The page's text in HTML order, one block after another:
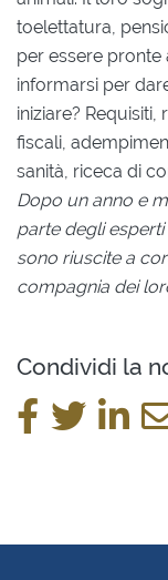
toelettatura,
per essere pronte
informarsi per
iniziare?
fiscali,
sanità, riceca di
Dopo un anno e
parte degli esperti
sono riuscite a
compagnia dei
Condividi la